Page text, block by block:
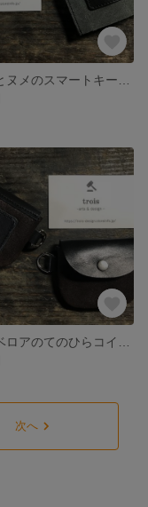
次へ